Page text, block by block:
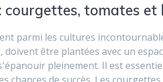
courgettes, tomates
parmi les cultures
doivent être plantées avec un
pleinement. Il est